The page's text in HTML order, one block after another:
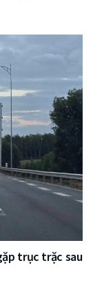
trục trặc sau